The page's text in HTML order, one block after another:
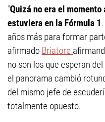
"Quizá no era el momento
estuviera en la Fórmula 1
años más para formar
afirmado Briatore
no son los que esperan
el panorama cambió
del mismo jefe de
totalmente opuesto.